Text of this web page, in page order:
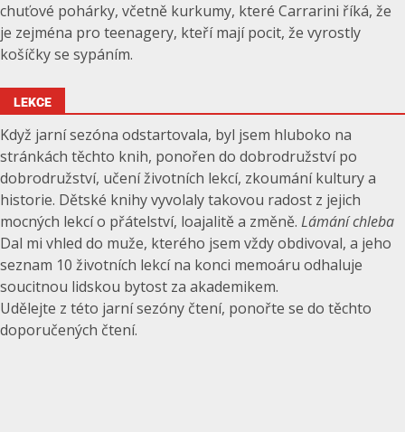
chuťové pohárky, včetně kurkumy, které Carrarini říká, že
je zejména pro teenagery, kteří mají pocit, že vyrostly
košíčky se sypáním.
LEKCE
Když jarní sezóna odstartovala, byl jsem hluboko na
stránkách těchto knih, ponořen do dobrodružství po
dobrodružství, učení životních lekcí, zkoumání kultury a
historie. Dětské knihy vyvolaly takovou radost z jejich
mocných lekcí o přátelství, loajalitě a změně. Lámání chleba
Dal mi vhled do muže, kterého jsem vždy obdivoval, a jeho
seznam 10 životních lekcí na konci memoáru odhaluje
soucitnou lidskou bytost za akademikem.
Udělejte z této jarní sezóny čtení, ponořte se do těchto
doporučených čtení.